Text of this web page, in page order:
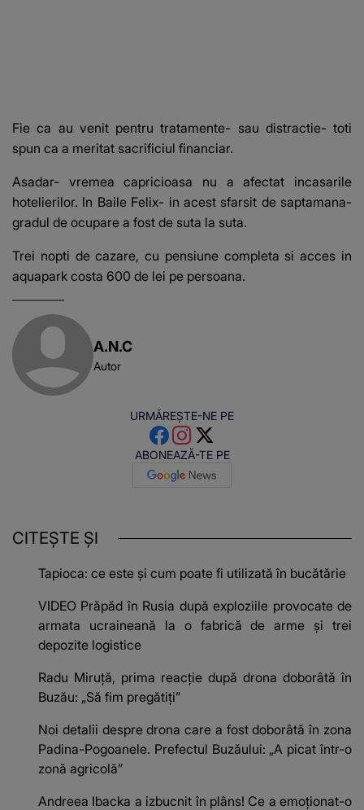
Fie ca au venit pentru tratamente- sau distractie- toti
spun ca a meritat sacrificiul financiar.
Asadar- vremea capricioasa nu a afectat incasarile
hotelierilor. In Baile Felix- in acest sfarsit de saptamana-
gradul de ocupare a fost de suta la suta.
Trei nopti de cazare, cu pensiune completa si acces in
aquapark costa 600 de lei pe persoana.
A.N.C
Autor
URMĂREȘTE-NE PE
ABONEAZĂ-TE PE
CITEȘTE ȘI
Tapioca: ce este și cum poate fi utilizată în bucătărie
VIDEO Prăpăd în Rusia după exploziile provocate de
armata ucraineană la o fabrică de arme și trei
depozite logistice
Radu Miruță, prima reacție după drona doborâtă în
Buzău: „Să fim pregătiți”
Noi detalii despre drona care a fost doborâtă în zona
Padina-Pogoanele. Prefectul Buzăului: „A picat într-o
zonă agricolă”
Andreea Ibacka a izbucnit în plâns! Ce a emoționat-o